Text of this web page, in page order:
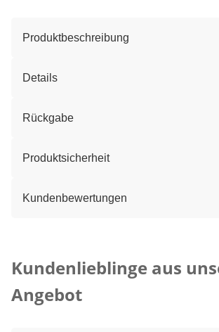
Produktbeschreibung
Details
Rückgabe
Produktsicherheit
Kundenbewertungen
Kundenlieblinge aus
Angebot